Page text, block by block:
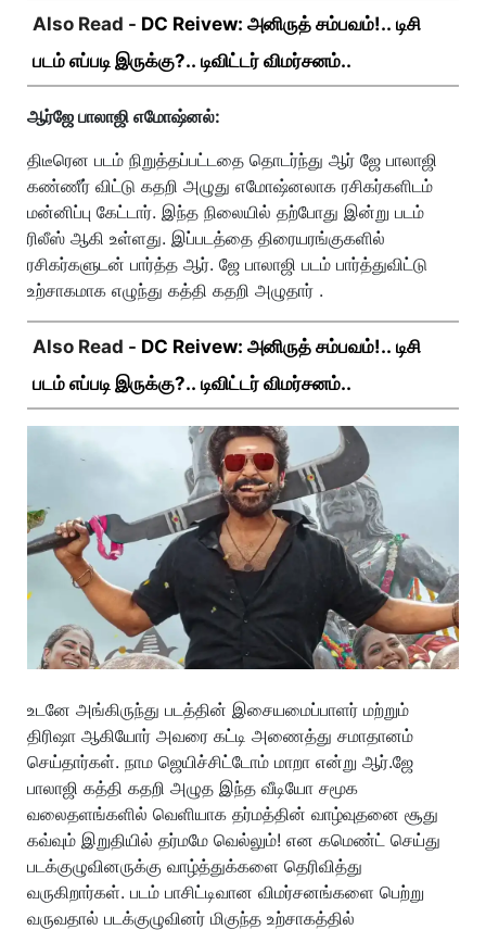
Also Read - DC Reivew: அனிருத் சம்பவம்!.. டிசி
படம் எப்படி இருக்கு?.. டிவிட்டர் விமர்சனம்..
ஆர்ஜே பாலாஜி எமோஷ்னல்:
திடீரென படம் நிறுத்தப்பட்டதை தொடர்ந்து ஆர் ஜே பாலாஜி
கண்ணீர் விட்டு கதறி அழுது எமோஷ்னலாக ரசிகர்களிடம்
மன்னிப்பு கேட்டார். இந்த நிலையில் தற்போது இன்று படம்
ரிலீஸ் ஆகி உள்ளது. இப்படத்தை திரையரங்குகளில்
ரசிகர்களுடன் பார்த்த ஆர். ஜே பாலாஜி படம் பார்த்துவிட்டு
உற்சாகமாக எழுந்து கத்தி கதறி அழுதார் .
Also Read - DC Reivew: அனிருத் சம்பவம்!.. டிசி
படம் எப்படி இருக்கு?.. டிவிட்டர் விமர்சனம்..
உடனே அங்கிருந்து படத்தின் இசையமைப்பாளர் மற்றும்
திரிஷா ஆகியோர் அவரை கட்டி அணைத்து சமாதானம்
செய்தார்கள். நாம ஜெயிச்சிட்டோம் மாறா என்று ஆர்.ஜே
பாலாஜி கத்தி கதறி அழுத இந்த வீடியோ சமூக
வலைதளங்களில் வெளியாக தர்மத்தின் வாழ்வுதனை சூது
கவ்வும் இறுதியில் தர்மமே வெல்லும்! என கமெண்ட் செய்து
படக்குழுவினருக்கு வாழ்த்துக்களை தெரிவித்து
வருகிறார்கள். படம் பாசிட்டிவான விமர்சனங்களை பெற்று
வருவதால் படக்குழுவினர் மிகுந்த உற்சாகத்தில்